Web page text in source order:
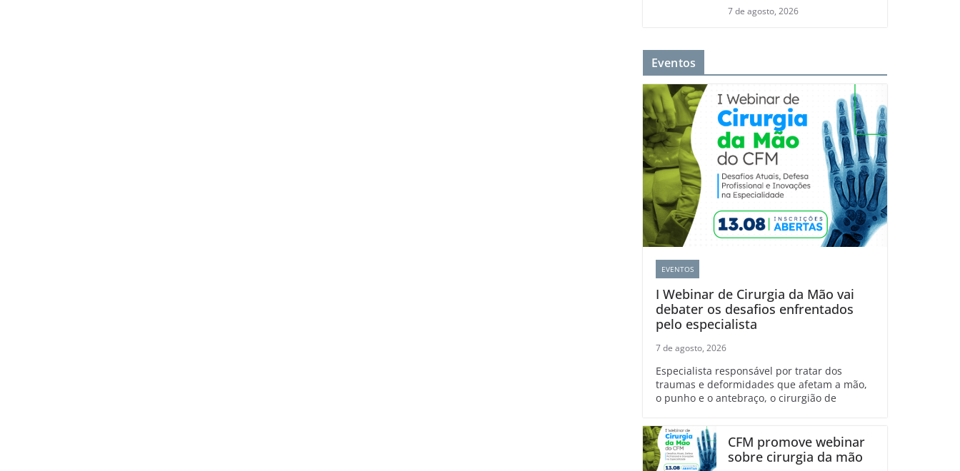
7 de agosto, 2026
Eventos
EVENTOS
I Webinar de Cirurgia da Mão vai
debater os desafios enfrentados
pelo especialista
7 de agosto, 2026
Especialista responsável por tratar dos
traumas e deformidades que afetam a mão,
o punho e o antebraço, o cirurgião de
CFM promove webinar
sobre cirurgia da mão